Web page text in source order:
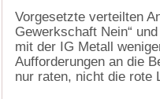
Vorgesetzte verteilten
Gewerkschaft Nein“
mit der IG Metall
Aufforderungen an die
nur raten, nicht die rote